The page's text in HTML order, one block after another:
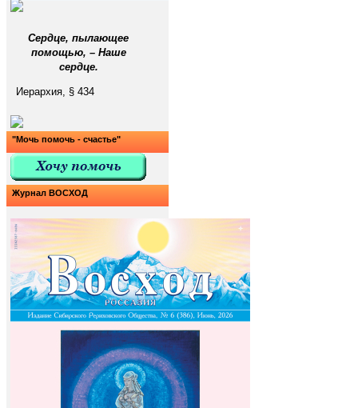
Сердце, пылающее
помощью, – Наше
сердце.
Иерархия, § 434
"Мочь помочь - счастье"
Журнал ВОСХОД